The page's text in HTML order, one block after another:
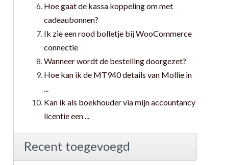
Hoe gaat de kassa koppeling om met
cadeaubonnen?
Ik zie een rood bolletje bij WooCommerce
connectie
Wanneer wordt de bestelling doorgezet?
Hoe kan ik de MT940 details van Mollie in
Kan ik als boekhouder via mijn accountancy
licentie een ...
Recent toegevoegd